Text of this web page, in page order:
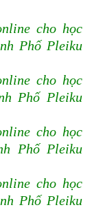
cho học
Phố Pleiku
cho học
Phố Pleiku
cho học
Phố Pleiku
cho học
Phố Pleiku